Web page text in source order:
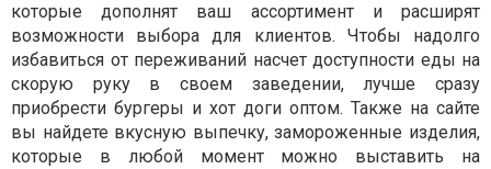
которые дополнят ваш ассортимент и расширят
возможности выбора для клиентов. Чтобы надолго
избавиться от переживаний насчет доступности еды на
скорую руку в своем заведении, лучше сразу
приобрести бургеры и хот доги оптом. Также на сайте
вы найдете вкусную выпечку, замороженные изделия,
которые в любой момент можно выставить на